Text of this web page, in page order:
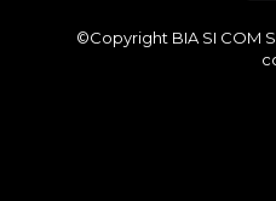
©Copyright BIA SI COM